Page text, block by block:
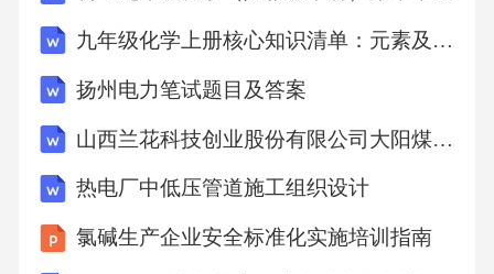
九年级化学上册核心知识清单：元素及其奥秘
扬州电力笔试题目及答案
山西兰花科技创业股份有限公司大阳煤矿分公司煤炭资源开发利用、地质环境保护与土地复垦方案
热电厂中低压管道施工组织设计
氯碱生产企业安全标准化实施培训指南